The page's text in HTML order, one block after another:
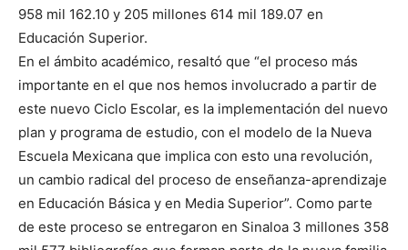
958 mil 162.10 y 205 millones 614 mil 189.07 en
Educación Superior.
En el ámbito académico, resaltó que “el proceso más
importante en el que nos hemos involucrado a partir de
este nuevo Ciclo Escolar, es la implementación del nuevo
plan y programa de estudio, con el modelo de la Nueva
Escuela Mexicana que implica con esto una revolución,
un cambio radical del proceso de enseñanza-aprendizaje
en Educación Básica y en Media Superior”. Como parte
de este proceso se entregaron en Sinaloa 3 millones 358